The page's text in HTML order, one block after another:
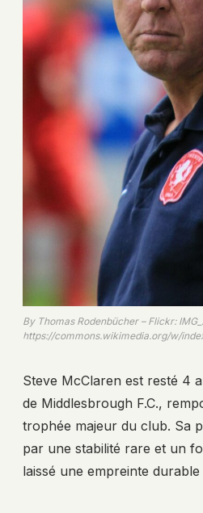
By Thomas Rodenbücher – Flickr:
https://commons.wikimedia.org/w/
Steve McClaren est resté 4
de Middlesbrough F.C.,
trophée majeur du club. Sa
par une stabilité rare et un
laissé une empreinte